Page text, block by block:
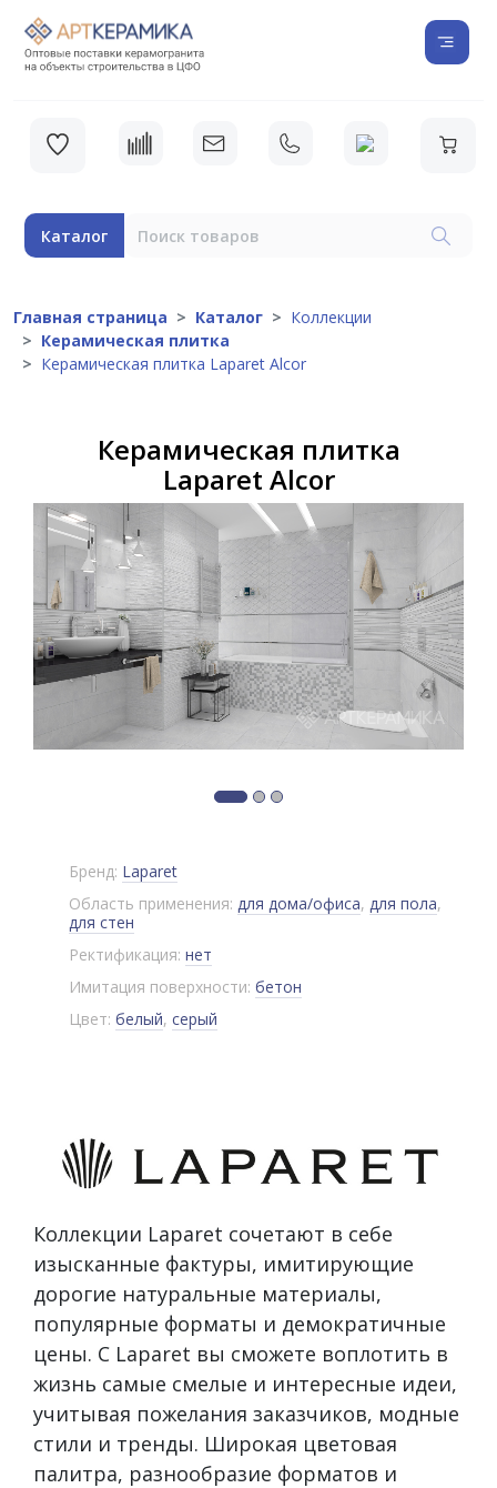
Каталог
Главная страница Каталог
Коллекции
Керамическая плитка
Керамическая плитка Laparet Alcor
Керамическая плитка
Laparet Alcor
Бренд: Laparet
Область применения: для дома/офиса, для пола,
для стен
Ректификация: нет
Имитация поверхности: бетон
Цвет: белый, серый
Коллекции Laparet сочетают в себе
изысканные фактуры, имитирующие
дорогие натуральные материалы,
популярные форматы и демократичные
цены. С Laparet вы сможете воплотить в
жизнь самые смелые и интересные идеи,
учитывая пожелания заказчиков, модные
стили и тренды. Широкая цветовая
палитра, разнообразие форматов и